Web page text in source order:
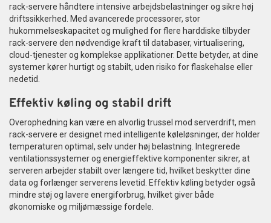
rack-servere håndtere intensive arbejdsbelastninger og sikre høj
driftssikkerhed. Med avancerede processorer, stor
hukommelseskapacitet og mulighed for flere harddiske tilbyder
rack-servere den nødvendige kraft til databaser, virtualisering,
cloud-tjenester og komplekse applikationer. Dette betyder, at dine
systemer kører hurtigt og stabilt, uden risiko for flaskehalse eller
nedetid.
Effektiv køling og stabil drift
Overophedning kan være en alvorlig trussel mod serverdrift, men
rack-servere er designet med intelligente køleløsninger, der holder
temperaturen optimal, selv under høj belastning. Integrerede
ventilationssystemer og energieffektive komponenter sikrer, at
serveren arbejder stabilt over længere tid, hvilket beskytter dine
data og forlænger serverens levetid. Effektiv køling betyder også
mindre støj og lavere energiforbrug, hvilket giver både
økonomiske og miljømæssige fordele.